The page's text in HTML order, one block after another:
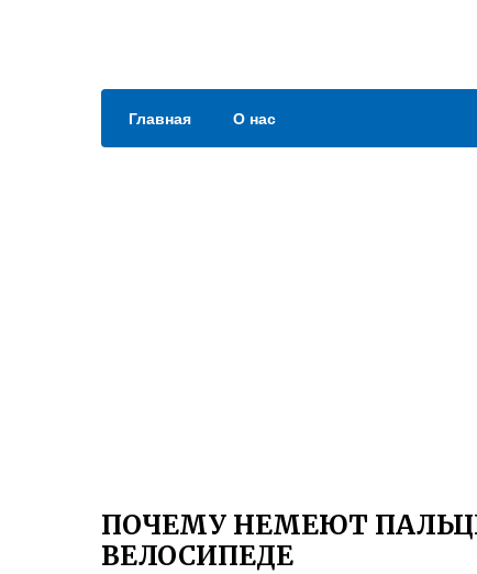
Главная О нас
ПОЧЕМУ НЕМЕЮТ
ВЕЛОСИПЕДЕ